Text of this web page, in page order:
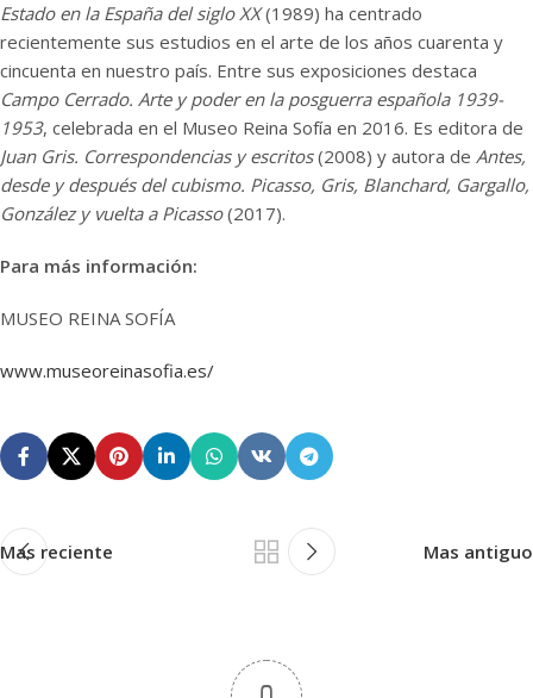
Estado en la España del siglo XX(1989) ha centrado
recientemente sus estudios en el arte de los años cuarenta y
cincuenta en nuestro país. Entre sus exposiciones destaca
Campo Cerrado. Arte y poder en la posguerra española 1939-
1953, celebrada en el Museo Reina Sofía en 2016. Es editora de
Juan Gris. Correspondencias y escritos(2008) y autora de Antes,
desde y después del cubismo. Picasso, Gris, Blanchard, Gargallo,
González y vuelta a Picasso(2017).
Para más información:
MUSEO REINA SOFÍA
www.museoreinasofia.es/
Mas reciente Mas antiguo